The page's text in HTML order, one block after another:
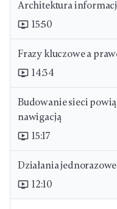
Architektura
ondemand_video 15:50
Frazy kluczowe a
ondemand_video 14:34
Budowanie sieci
nawigacją
ondemand_video 15:17
Działania
ondemand_video 12:10